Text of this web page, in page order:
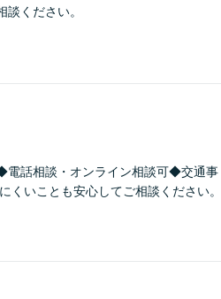
ください。
話相談・オンライン相談可◆交通事
いことも安心してご相談ください。